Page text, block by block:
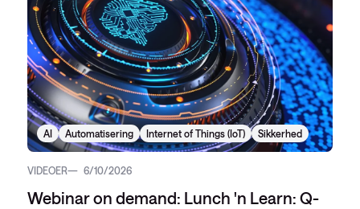
AI Automatisering Internet of Things (IoT) Sikkerhed
VIDEOER 6/10/2026
Webinar on demand: Lunch 'n Learn: Q-